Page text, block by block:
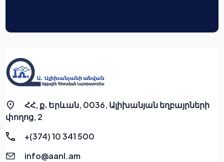
ՀՀ, ք․ Երևան, 0036, Ալիխանյան եղբայրների
փողոց, 2
+(374) 10 341 500
info@aanl.am